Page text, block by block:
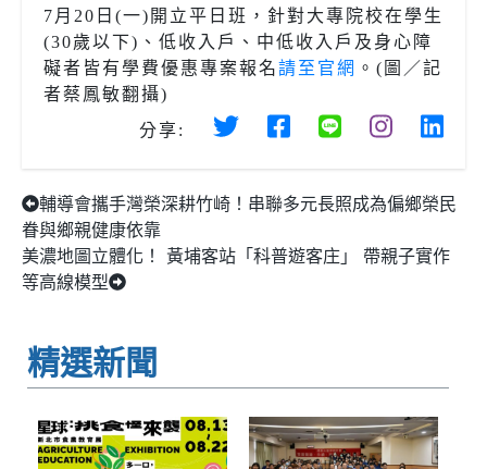
7月20日(一)開立平日班，針對大專院校在學生
(30歲以下)、低收入戶、中低收入戶及身心障
礙者皆有學費優惠專案報名請至官網 。(圖／記
者蔡鳳敏翻攝)
分享:
輔導會攜手灣榮深耕竹崎！串聯多元長照成為偏鄉榮民
眷與鄉親健康依靠
美濃地圖立體化！ 黃埔客站「科普遊客庄」 帶親子實作
等高線模型
精選新聞